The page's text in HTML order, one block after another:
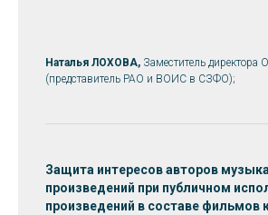
Наталья ЛОХОВА, Заместитель
(представитель РАО и ВОИС в СЗФО);
Защита интересов авторов
произведений при публичном
произведений в составе фильмов